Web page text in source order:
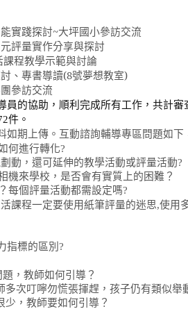
實踐探討~大坪國小參訪交流
評量實作分享與探討
程教學示範與討論
、 專書導讀(8號夢想教室)
參訪交流
員的協助，順利完成所有工作，共計審
件。
如期上傳。互動諮詢輔導專區問題如
何進行轉化?
動，還可延伸的教學活動或評量活動?
機來學校，是否會有實質上的困難？
每個評量活動都需設定嗎?
課程一定要使用紙筆評量的迷思,使用
指標的區別 ?
，教師如何引導？
多次叮嚀勿慌張揮趕，孩子仍有類似舉
，教師要如何引導？